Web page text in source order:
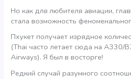
Но как для любителя авиации,
стала возможность
Пхукет получает изрядное
(Thai часто летает сюда на А330/
Airways). Я был в восторге!
Редкий случай разумного